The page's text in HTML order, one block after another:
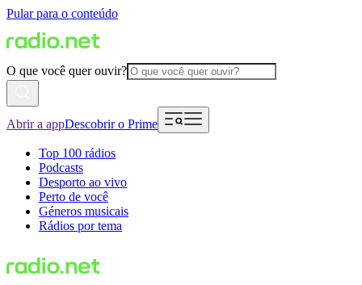
Pular para o conteúdo
O que você quer ouvir?
Abrir a appDescobrir o Prime
Top 100 rádios
Podcasts
Desporto ao vivo
Perto de você
Géneros musicais
Rádios por tema